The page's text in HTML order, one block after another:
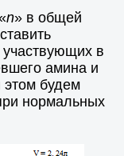
n» в общей
в
амина и
будем
нормальных